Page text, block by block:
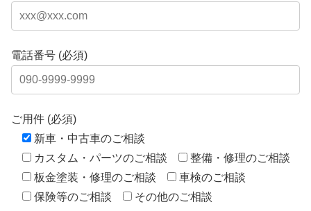
電話番号 (必須)
ご用件 (必須)
新車・中古車のご相談
カスタム・パーツのご相談
整備・修理のご相談
板金塗装・修理のご相談
車検のご相談
保険等のご相談
その他のご相談